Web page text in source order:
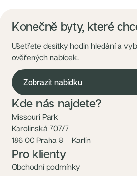
Konečně byty, které
Ušetřete desítky hodin hledání a
ověřených nabídek.
Zobrazit nabídku
Kde nás najdete?
Missouri Park
Karolinská 707/7
186 00 Praha 8 – Karlín
Pro klienty
Obchodní podmínky